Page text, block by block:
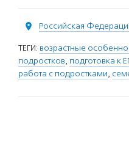
Российская
ТЕГИ: возрастные
подростков, подготовка к
работа с подростками,